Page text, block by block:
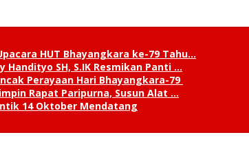
HUT Bhayangkara ke-79 Tahu…
Handityo SH, S.IK Resmikan Panti …
Perayaan Hari Bhayangkara-79
Rapat Paripurna, Susun Alat …
14 Oktober Mendatang